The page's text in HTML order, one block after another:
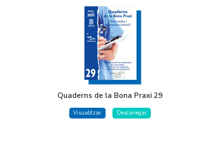
Quaderns de la Bona Praxi 29
Visualitzar Descarregar